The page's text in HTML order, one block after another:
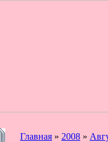
Главная » 2008 »